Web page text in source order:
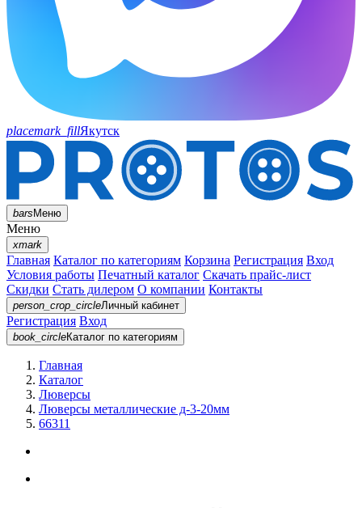
placemark_fillЯкутск
barsМеню
Меню
xmark
Главная Каталог по категориям Корзина Регистрация Вход
Условия работы Печатный каталог Скачать прайс-лист
Скидки Стать дилером О компании Контакты
person_crop_circleЛичный кабинет
Регистрация Вход
book_circleКаталог по категориям
Главная
Каталог
Люверсы
Люверсы металлические д-3-20мм
66311